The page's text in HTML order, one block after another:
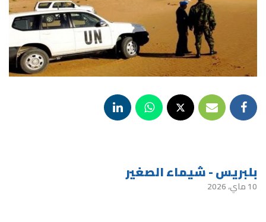
بلبريس - شيماء الصغير
10 ماي، 2026